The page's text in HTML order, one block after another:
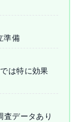
準備
は特に効果
査データあり